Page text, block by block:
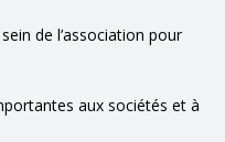
de l’association pour
aux sociétés et à